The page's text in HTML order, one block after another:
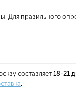
Для правильного
составляет 18-21
.